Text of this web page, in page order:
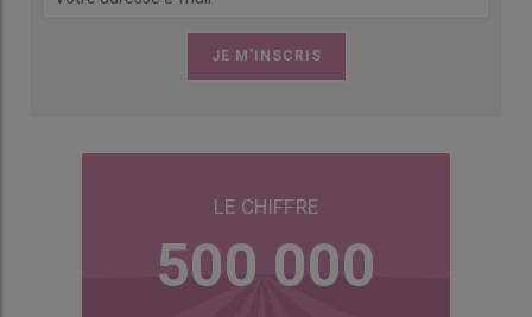
cela marche bien !"
« Il faut prendre le temps de la maîtrise de l’élevage »,
contre un aliment B. Avec deux lots de 390 animaux, l’objectif est
d’améliorer nos statistiques. »Trois salles d’engraissement ont
LE CHIFFRE
500 000